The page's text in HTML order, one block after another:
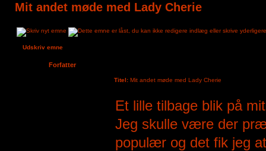
Mit andet møde med Lady Cherie
Udskriv emne
Forfatter
Titel: Mit andet møde med Lady Cherie
Et lille tilbage blik på
Jeg skulle være der
populær og det fik jeg